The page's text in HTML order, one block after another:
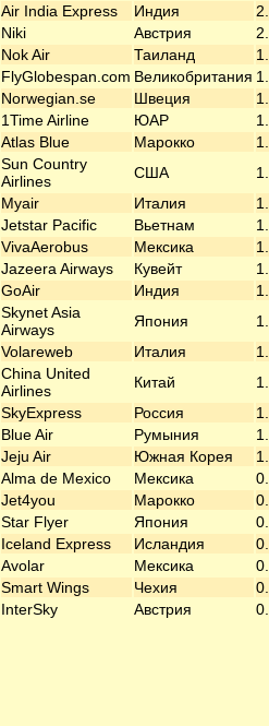
Air India Express Индия
Niki Австрия
Nok Air Таиланд
FlyGlobespan.com Великобритания
Norwegian.se Швеция
1Time Airline ЮАР
Atlas Blue Марокко
Sun Country
Airlines
США
Myair Италия
Jetstar Pacific Вьетнам
VivaAerobus Мексика
Jazeera Airways Кувейт
GoAir Индия
Skynet Asia
Airways
Япония
Volareweb Италия
China United
Airlines
Китай
SkyExpress Россия
Blue Air Румыния
Jeju Air Южная Корея
Alma de Mexico Мексика
Jet4you Марокко
Star Flyer Япония
Iceland Express Исландия
Avolar Мексика
Smart Wings Чехия
InterSky Австрия